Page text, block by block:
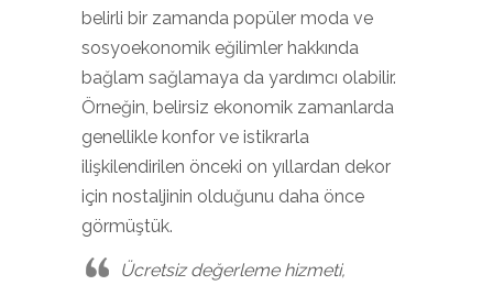
belirli bir zamanda popüler moda ve
sosyoekonomik eğilimler hakkında
bağlam sağlamaya da yardımcı olabilir.
Örneğin, belirsiz ekonomik zamanlarda
genellikle konfor ve istikrarla
ilişkilendirilen önceki on yıllardan dekor
için nostaljinin olduğunu daha önce
görmüştük.
Ücretsiz değerleme hizmeti,